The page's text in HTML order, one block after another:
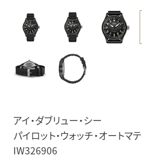
アイ・ダブリュー・シー
パイロット・ウォッチ・オートマ
IW326906